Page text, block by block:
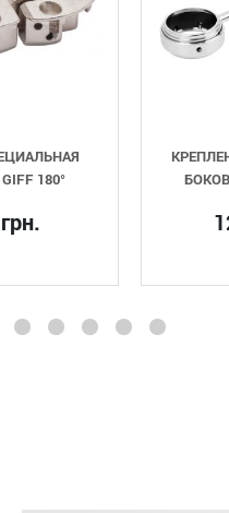
КРЕПЛЕНИЕ ТРУБЫ D=50
БОКОВОЕ GIFF ХРОМ